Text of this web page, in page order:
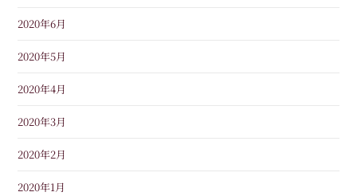
2020年6月
2020年5月
2020年4月
2020年3月
2020年2月
2020年1月